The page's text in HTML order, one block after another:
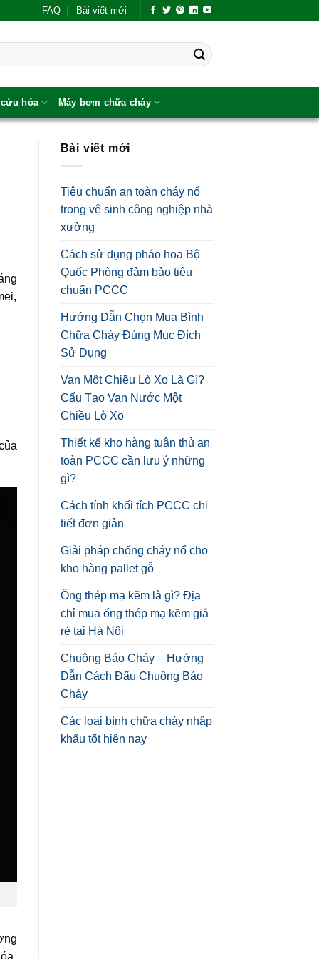
FAQ Bài viết mới
hỏa Máy bơm chữa cháy
Bài viết mới
Tiêu chuẩn an toàn cháy nổ
trong vệ sinh công nghiệp nhà
xưởng
Cách sử dụng pháo hoa Bộ
Quốc Phòng đảm bảo tiêu
chuẩn PCCC
Hướng Dẫn Chọn Mua Bình
Chữa Cháy Đúng Mục Đích
Sử Dụng
Van Một Chiều Lò Xo Là Gì?
Cấu Tạo Van Nước Một
Chiều Lò Xo
Thiết kế kho hàng tuân thủ an
toàn PCCC cần lưu ý những
gì?
Cách tính khối tích PCCC chi
tiết đơn giản
Giải pháp chống cháy nổ cho
kho hàng pallet gỗ
Ống thép mạ kẽm là gì? Địa
chỉ mua ống thép mạ kẽm giá
rẻ tại Hà Nội
Chuông Báo Cháy – Hướng
Dẫn Cách Đấu Chuông Báo
Cháy
Các loại bình chữa cháy nhập
khẩu tốt hiện nay